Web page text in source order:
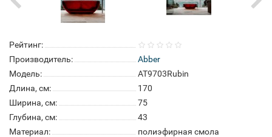
Рейтинг:
Производитель:
Abber
Модель:
AT9703Rubin
Длина, см:
170
Ширина, см:
75
Глубина, см:
43
Материал:
полиэфирная смола